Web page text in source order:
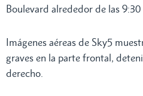
Boulevard alrededor de las 9:30
Imágenes aéreas de Sky5
graves en la parte frontal,
derecho.